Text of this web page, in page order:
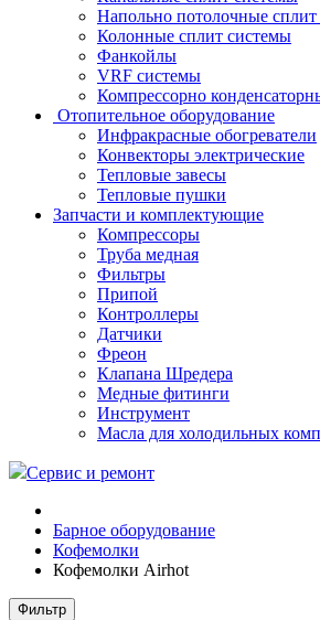
Напольно потолочные
Колонные сплит системы
Фанкойлы
VRF системы
Компрессорно
Отопительное оборудование
Инфракрасные обогреватели
Конвекторы электрические
Тепловые завесы
Тепловые пушки
Запчасти и комплектующие
Компрессоры
Труба медная
Фильтры
Припой
Контроллеры
Датчики
Фреон
Клапана Шредера
Медные фитинги
Инструмент
Масла для холодильных
Сервис и ремонт
Барное оборудование
Кофемолки
Кофемолки Airhot
Фильтр